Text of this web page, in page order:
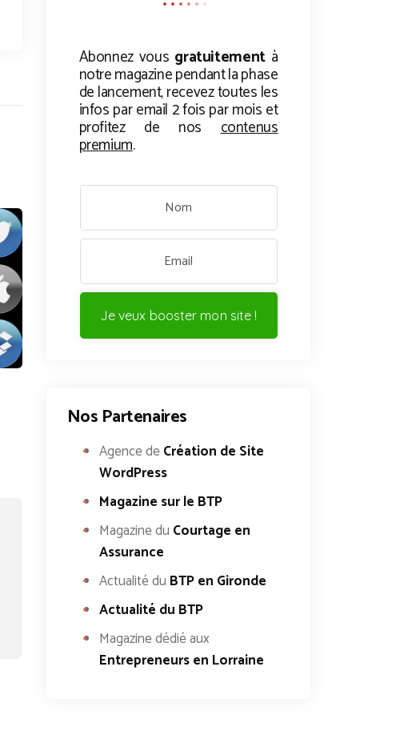
Abonnez vous gratuitementà
notre magazine pendant la phase
de lancement, recevez toutes les
infos par email 2 fois par mois et
profitez de noscontenus
premium.
Je veux booster mon site !
Nos Partenaires
Agence deCréation de Site
WordPress
Magazine sur le BTP
Magazine du Courtage en
Assurance
Actualité du BTP en Gironde
Actualité du BTP
Magazine dédié aux
Entrepreneurs en Lorraine